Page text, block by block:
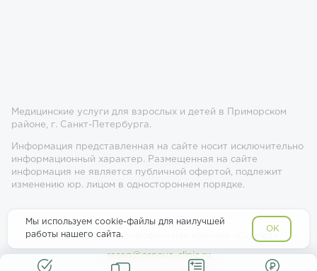
Медицинские услуги для взрослых и детей в Приморском
районе, г. Санкт-Петербурга.
Информация представленная на сайте носит исключительно
информационный характер. Размещенная на сайте
информация не является публичной офертой, подлежит
изменению юр. лицом в одностороннем порядке.
© 2017-2026 Многопрофильная клиника «Основа»
resep@osnova-clinic.ru
Мы используем cookie-файлы для наилучшей
работы нашего сайта.
OK